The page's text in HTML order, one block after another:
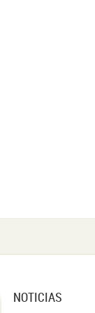
NOTICIAS